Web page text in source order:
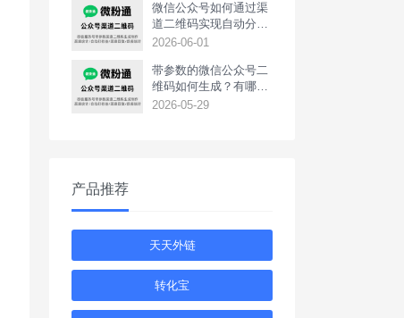
微信公众号如何通过渠
道二维码实现自动分组
打标签？
2026-06-01
带参数的微信公众号二
维码如何生成？有哪些
用途？
2026-05-29
产品推荐
天天外链
转化宝